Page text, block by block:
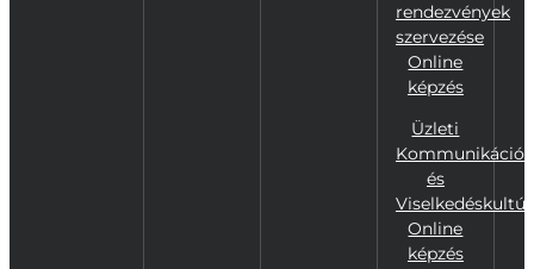
rendezvények
szervezése
Online
képzés
Üzleti
Kommunikáció
és
Online
képzés